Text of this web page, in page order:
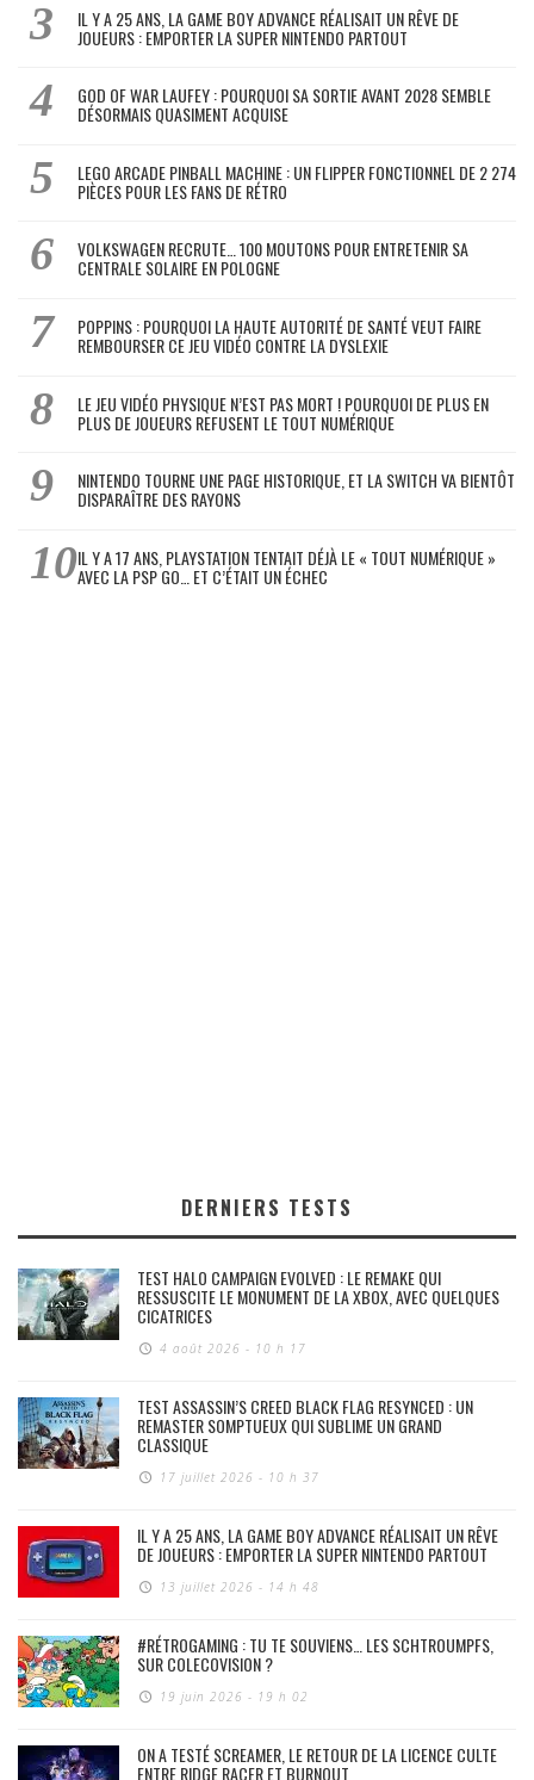
IL Y A 25 ANS, LA GAME BOY ADVANCE RÉALISAIT UN RÊVE DE
JOUEURS : EMPORTER LA SUPER NINTENDO PARTOUT
GOD OF WAR LAUFEY : POURQUOI SA SORTIE AVANT 2028 SEMBLE
DÉSORMAIS QUASIMENT ACQUISE
LEGO ARCADE PINBALL MACHINE : UN FLIPPER FONCTIONNEL DE 2 274
PIÈCES POUR LES FANS DE RÉTRO
VOLKSWAGEN RECRUTE… 100 MOUTONS POUR ENTRETENIR SA
CENTRALE SOLAIRE EN POLOGNE
POPPINS : POURQUOI LA HAUTE AUTORITÉ DE SANTÉ VEUT FAIRE
REMBOURSER CE JEU VIDÉO CONTRE LA DYSLEXIE
LE JEU VIDÉO PHYSIQUE N’EST PAS MORT ! POURQUOI DE PLUS EN
PLUS DE JOUEURS REFUSENT LE TOUT NUMÉRIQUE
NINTENDO TOURNE UNE PAGE HISTORIQUE, ET LA SWITCH VA BIENTÔT
DISPARAÎTRE DES RAYONS
IL Y A 17 ANS, PLAYSTATION TENTAIT DÉJÀ LE « TOUT NUMÉRIQUE »
AVEC LA PSP GO… ET C’ÉTAIT UN ÉCHEC
DERNIERS TESTS
TEST HALO CAMPAIGN EVOLVED : LE REMAKE QUI
RESSUSCITE LE MONUMENT DE LA XBOX, AVEC QUELQUES
CICATRICES
4 août 2026 - 10 h 17
TEST ASSASSIN’S CREED BLACK FLAG RESYNCED : UN
REMASTER SOMPTUEUX QUI SUBLIME UN GRAND
CLASSIQUE
17 juillet 2026 - 10 h 37
IL Y A 25 ANS, LA GAME BOY ADVANCE RÉALISAIT UN RÊVE
DE JOUEURS : EMPORTER LA SUPER NINTENDO PARTOUT
13 juillet 2026 - 14 h 48
#RÉTROGAMING : TU TE SOUVIENS… LES SCHTROUMPFS,
SUR COLECOVISION ?
19 juin 2026 - 19 h 02
ON A TESTÉ SCREAMER, LE RETOUR DE LA LICENCE CULTE
ENTRE RIDGE RACER ET BURNOUT